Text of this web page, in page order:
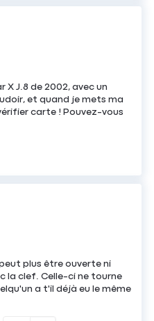
X J.8 de 2002, avec un
et quand je mets ma
carte ! Pouvez-vous
plus être ouverte ni
la clef. Celle-ci ne tourne
a t'il déjà eu le même